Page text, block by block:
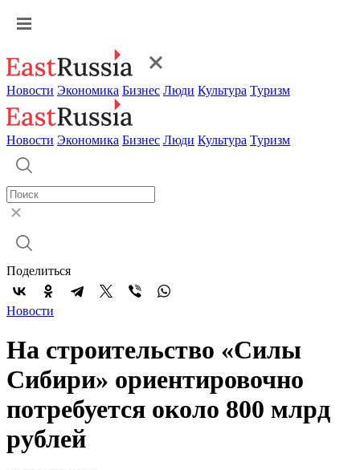
Новости Экономика Бизнес Люди Культура Туризм
Новости Экономика Бизнес Люди Культура Туризм
Поделиться
Новости
На строительство «Силы
Сибири» ориентировочно
потребуется около 800 млрд
рублей